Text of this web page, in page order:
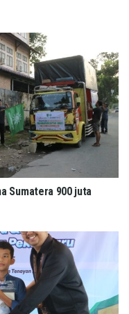
Sumatera 900 juta